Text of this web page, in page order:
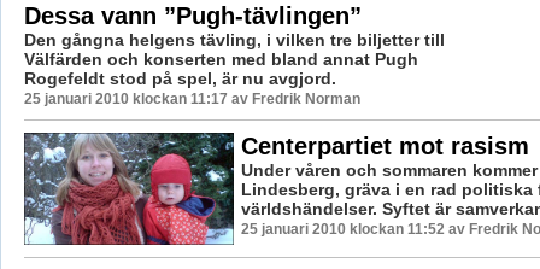
Dessa vann ”Pugh-tävlingen”
Den gångna helgens tävling, i vilken tre biljetter till
Välfärden och konserten med bland annat Pugh
Rogefeldt stod på spel, är nu avgjord.
25 januari 2010 klockan 11:17 av Fredrik Norman
Centerpartiet mot rasism
Under våren och sommaren
Lindesberg, gräva i en rad politiska
världshändelser. Syftet är
25 januari 2010 klockan 11:52 av Fredrik